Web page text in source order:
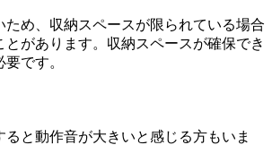
ため、収納スペースが限られている場合
とがあります。収納スペースが確保でき
です。
と動作音が大きいと感じる方もいま